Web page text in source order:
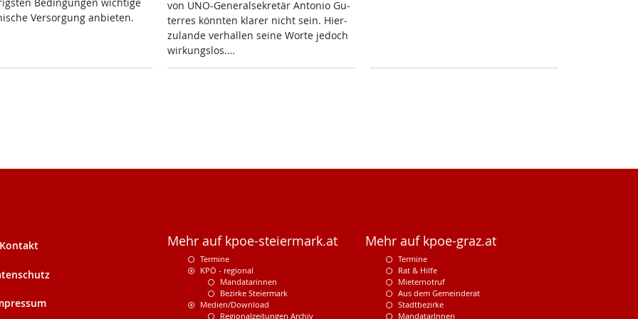
Ver­sor­gung an­bie­ten.
von UNO-Ge­ne­ral­se­k­re­tär An­to­nio Gu­
ter­res könn­ten kla­rer nicht sein. Hier­
zu­lan­de ver­hal­len sei­ne Wor­te je­doch
wir­kungs­los.…
Kontakt Mehr auf kpoe-steiermark.at
Termine
KPÖ - regional
Mandatarinnen
Bezirke Steiermark
Medien/Download
Regionalzeitungen Archiv
Mehr auf kpoe-graz.at
Termine
Rat & Hilfe
Mieternotruf
Aus dem Gemeinderat
Stadtbezirke
MandatarInnen